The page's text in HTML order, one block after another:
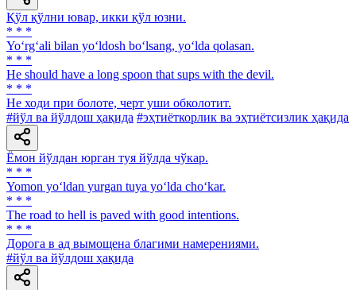
Қўл қўлни ювар, икки қўл юзни.
* * *
Yo‘rg‘ali bilan yo‘ldosh bo‘lsang, yo‘lda qolasan.
* * *
Не should have a long spoon that sups with the devil.
* * *
He ходи при болоте, черт уши обколотит.
#йўл ва йўлдош ҳақида #эҳтиёткорлик ва эҳтиётсизлик ҳақида
Ёмон йўлдан юрган туя йўлда чўкар.
* * *
Yomon yo‘ldan yurgan tuya yo‘lda cho‘kar.
* * *
The road to hell is paved with good intentions.
* * *
Дорога в ад вымощена благими намерениями.
#йўл ва йўлдош ҳақида